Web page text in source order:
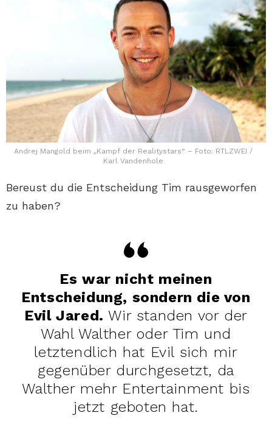
Andrej Mangold beim „Kampf der Realitystars“ – Foto: RTLZWEI /
Karl Vandenhole
Bereust du die Entscheidung Tim rausgeworfen
zu haben?
Es war nicht meinen
Entscheidung, sondern die von
Evil Jared. Wir standen vor der
Wahl Walther oder Tim und
letztendlich hat Evil sich mir
gegenüber durchgesetzt, da
Walther mehr Entertainment bis
jetzt geboten hat.